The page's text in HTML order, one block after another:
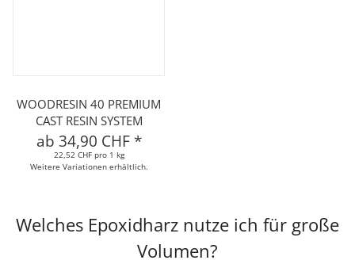
WOODRESIN 40 PREMIUM
CAST RESIN SYSTEM
ab 34,90 CHF *
22,52 CHF pro 1 kg
Weitere Variationen erhältlich.
Welches Epoxidharz nutze ich für große
Volumen?